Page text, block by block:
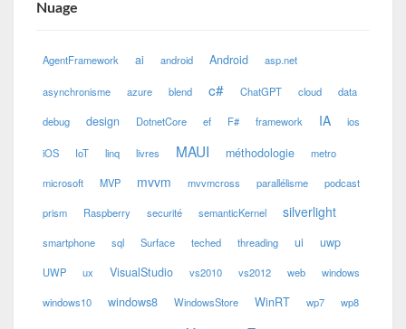
Nuage
AgentFramework ai android Android asp.net
asynchronisme azure blend c# ChatGPT cloud data
debug design DotnetCore ef F# framework IA ios
iOS IoT linq livres MAUI méthodologie metro
microsoft MVP mvvm mvvmcross parallélisme podcast
prism Raspberry securité semanticKernel silverlight
smartphone sql Surface teched threading ui uwp
UWP ux VisualStudio vs2010 vs2012 web windows
windows10 windows8 WindowsStore WinRT wp7 wp8